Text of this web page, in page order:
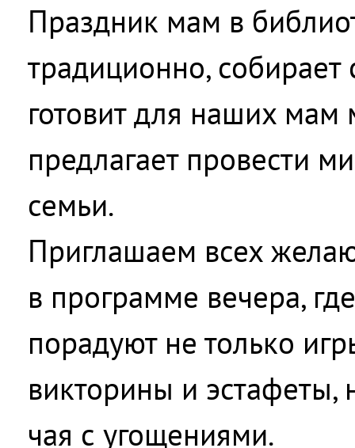
Праздник мам в
традиционно,
готовит для наших
предлагает провести
семьи.
Приглашаем всех
в программе вечера,
порадуют не только
викторины и эстафеты,
чая с угощениями.